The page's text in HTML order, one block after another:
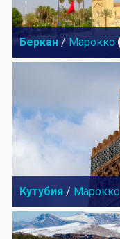
Беркан / Марокко
Кутубия / Марокко